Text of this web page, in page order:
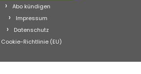
Abo kündigen
Impressum
Datenschutz
Cookie-Richtlinie (EU)